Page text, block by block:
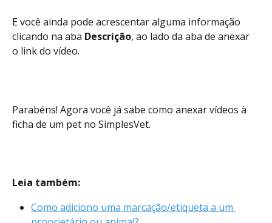
E você ainda pode acrescentar alguma informação
clicando na aba Descrição, ao lado da aba de anexar
o link do vídeo.
Parabéns! Agora você já sabe como anexar vídeos à
ficha de um pet no SimplesVet.
Leia também:
Como adiciono uma marcação/etiqueta a um